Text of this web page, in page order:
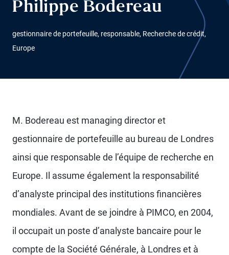
Philippe Bodereau
gestionnaire de portefeuille, responsable, Recherche de crédit,
Europe
M. Bodereau est managing director et
gestionnaire de portefeuille au bureau de Londres
ainsi que responsable de l’équipe de recherche en
Europe. Il assume également la responsabilité
d’analyste principal des institutions financières
mondiales. Avant de se joindre à PIMCO, en 2004,
il occupait un poste d’analyste bancaire pour le
compte de la Société Générale, à Londres et à